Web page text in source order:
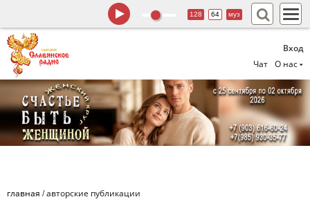
Вход
Чат
О нас
128 64 муз
главная /авторские публикации